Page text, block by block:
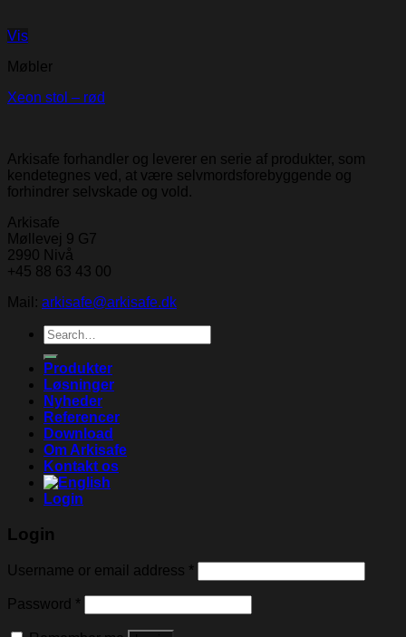
Vis
Møbler
Xeon stol – rød
Arkisafe forhandler og leverer en serie af produkter, som
kendetegnes ved, at være selvmordsforebyggende og
forhindrer selvskade og vold.
Arkisafe
Møllevej 9 G7
2990 Nivå
+45 88 63 43 00
Mail: arkisafe@arkisafe.dk
Search
for:
Produkter
Løsninger
Nyheder
Referencer
Download
Om Arkisafe
Kontakt os
Login
Login
Username or email address *
Password *